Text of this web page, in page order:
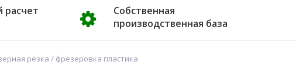
расчет
Собственная
производственная база
резка / фрезеровка пластика